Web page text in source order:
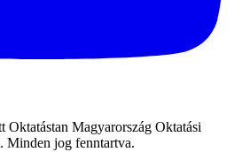
Magyarország Oktatási
jog fenntartva.